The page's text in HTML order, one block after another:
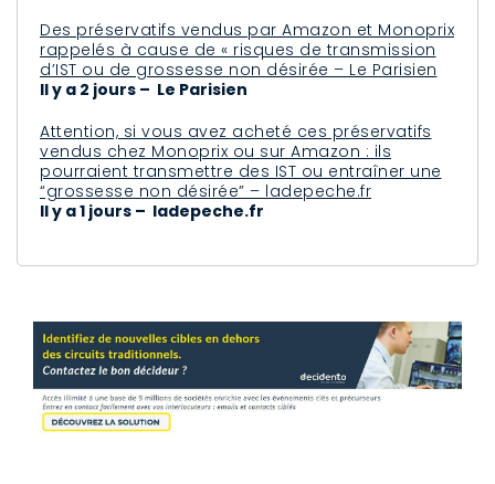
Des préservatifs vendus par Amazon et Monoprix
rappelés à cause de « risques de transmission
d’IST ou de grossesse non désirée – Le Parisien
Il y a 2 jours – Le Parisien
Attention, si vous avez acheté ces préservatifs
vendus chez Monoprix ou sur Amazon : ils
pourraient transmettre des IST ou entraîner une
“grossesse non désirée” – ladepeche.fr
Il y a 1 jours – ladepeche.fr